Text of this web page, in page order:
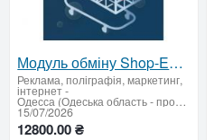
Модуль обміну Shop-Express з 1C / BAS
Реклама, поліграфія, маркетинг,
інтернет-
Одесса (Одеська область - продати купити)
15/07/2026
12800.00 ₴